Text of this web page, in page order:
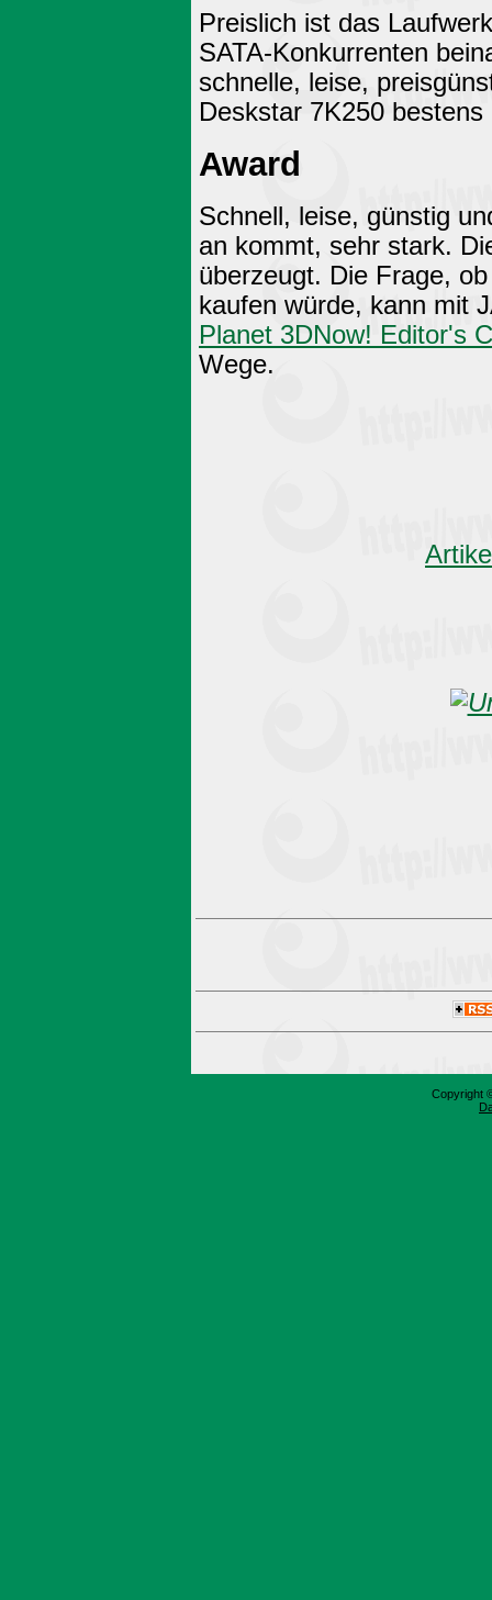
Preislich ist das
SATA-Konkurrenten
schnelle, leise,
Deskstar 7K250 bestens
Award
Schnell, leise, günstig
an kommt, sehr stark.
überzeugt. Die Frage,
kaufen würde, kann mit
Planet 3DNow! Editor's
Wege.
Copyright